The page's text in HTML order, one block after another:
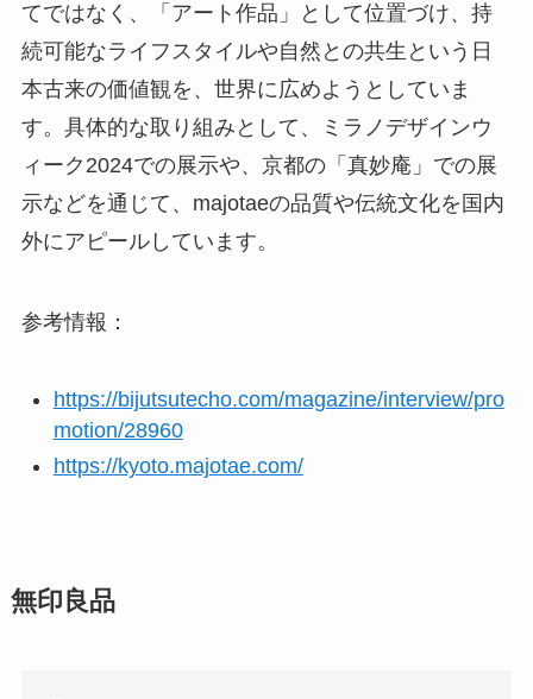
てではなく、「アート作品」として位置づけ、持
続可能なライフスタイルや自然との共生という日
本古来の価値観を、世界に広めようとしていま
す。具体的な取り組みとして、ミラノデザインウ
ィーク2024での展示や、京都の「真妙庵」での展
示などを通じて、majotaeの品質や伝統文化を国内
外にアピールしています。
参考情報：
https://bijutsutecho.com/magazine/interview/pro
motion/28960
https://kyoto.majotae.com/
無印良品